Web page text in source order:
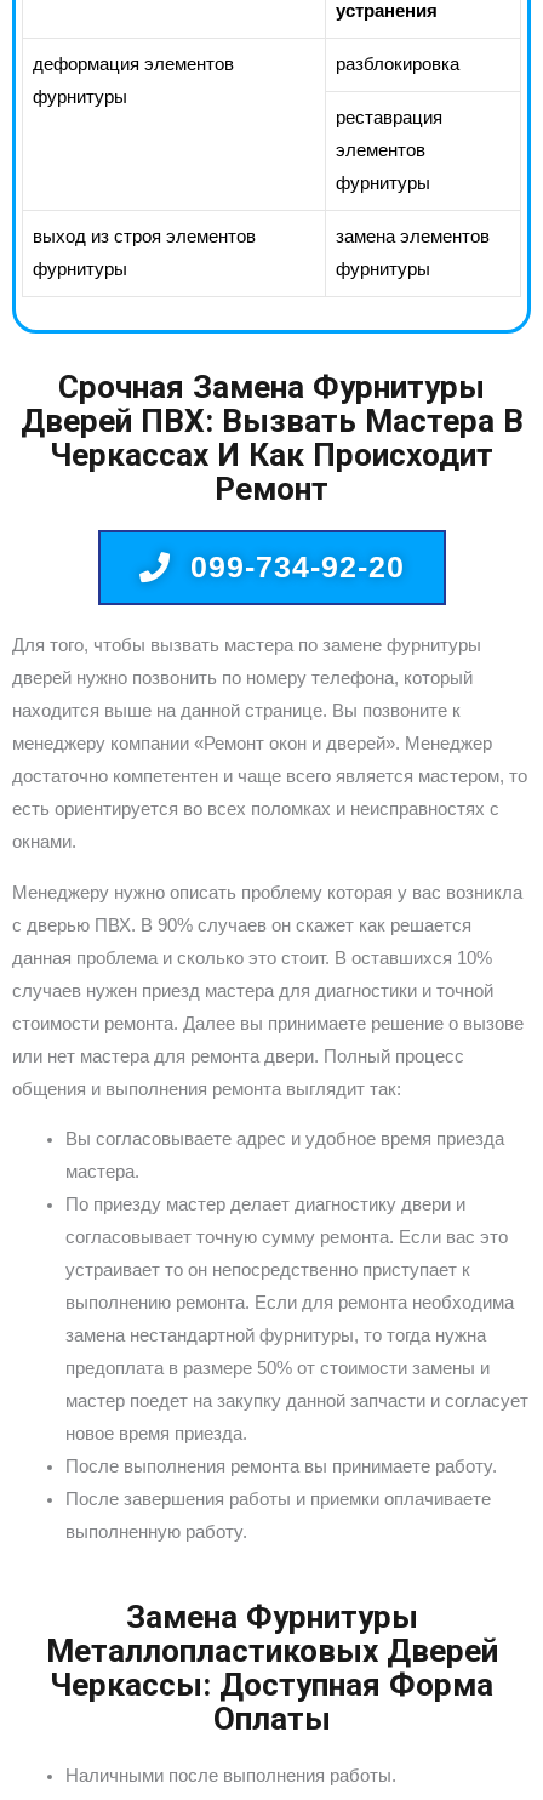
устранения
деформация элементов
фурнитуры
разблокировка
реставрация
элементов
фурнитуры
выход из строя элементов
фурнитуры
замена элементов
фурнитуры
Срочная Замена Фурнитуры
Дверей ПВХ: Вызвать Мастера В
Черкассах И Как Происходит
Ремонт
099-734-92-20
Для того, чтобы вызвать мастера по замене фурнитуры
дверей нужно позвонить по номеру телефона, который
находится выше на данной странице. Вы позвоните к
менеджеру компании «Ремонт окон и дверей». Менеджер
достаточно компетентен и чаще всего является мастером, то
есть ориентируется во всех поломках и неисправностях с
окнами.
Менеджеру нужно описать проблему которая у вас возникла
с дверью ПВХ. В 90% случаев он скажет как решается
данная проблема и сколько это стоит. В оставшихся 10%
случаев нужен приезд мастера для диагностики и точной
стоимости ремонта. Далее вы принимаете решение о вызове
или нет мастера для ремонта двери. Полный процесс
общения и выполнения ремонта выглядит так:
Вы согласовываете адрес и удобное время приезда
мастера.
По приезду мастер делает диагностику двери и
согласовывает точную сумму ремонта. Если вас это
устраивает то он непосредственно приступает к
выполнению ремонта. Если для ремонта необходима
замена нестандартной фурнитуры, то тогда нужна
предоплата в размере 50% от стоимости замены и
мастер поедет на закупку данной запчасти и согласует
новое время приезда.
После выполнения ремонта вы принимаете работу.
После завершения работы и приемки оплачиваете
выполненную работу.
Замена Фурнитуры
Металлопластиковых Дверей
Черкассы: Доступная Форма
Оплаты
Наличными после выполнения работы.